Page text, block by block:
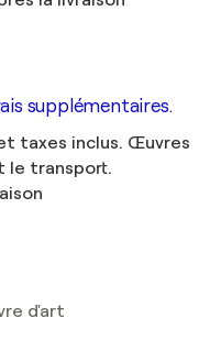
supplémentaires.
taxes inclus. Œuvres
le transport.
d'art